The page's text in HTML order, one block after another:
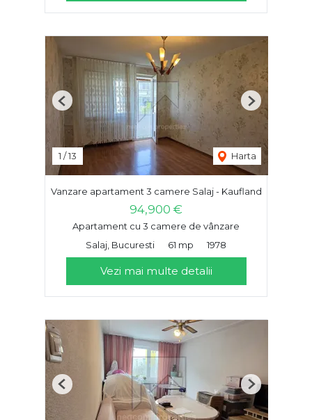
1 /13 Harta
Previous Next
Vanzare apartament 3 camere Salaj - Kaufland
94,900 €
Apartament cu 3 camere de vânzare
Salaj, Bucuresti
61 mp 1978
Vezi mai multe detalii
Previous Next